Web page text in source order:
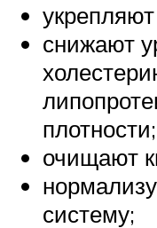
снижают
плотности;
очищают
систему;